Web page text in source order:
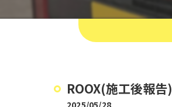
ROOX(施工後報告)
2025/05/28